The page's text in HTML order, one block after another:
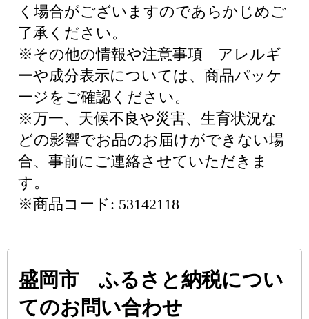
く場合がございますのであらかじめご
了承ください。
※その他の情報や注意事項 アレルギ
ーや成分表示については、商品パッケ
ージをご確認ください。
※万一、天候不良や災害、生育状況な
どの影響でお品のお届けができない場
合、事前にご連絡させていただきま
す。
※商品コード: 53142118
盛岡市 ふるさと納税につい
てのお問い合わせ